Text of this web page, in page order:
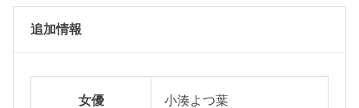
追加情報
女優 小湊よつ葉